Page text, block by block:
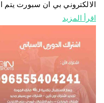
الالكتروني بي ان سبورت يتم
اقرأ المزيد